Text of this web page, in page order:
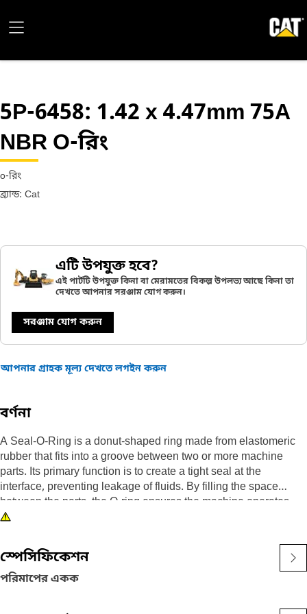
5P-6458: 1.42 x 4.47mm 75A
NBR O-রিং
o-রিং
ব্র্যান্ড: Cat
এটি উপযুক্ত হবে?
এই পার্টটি উপযুক্ত কিনা বা মেরামতের বিকল্প উপলভ্য আছে কিনা তা
দেখতে আপনার সরঞ্জাম যোগ করুন।
সরঞ্জাম যোগ করুন
আপনার গ্রাহক মূল্য দেখতে লগইন করুন
বর্ণনা
A Seal-O-Ring is a donut-shaped ring made from elastomeric
rubber that fits into a groove between two or more machine
parts. Its primary function is to create a tight seal at the
interface, preventing leakage of fluids. By filling the space
between the parts, the O-ring ensures the machine operates
efficiently and without contamination.
• Manufactured to precise specifications and are built for
durability, and reliability
• Maintain a secure seal even under demanding operating
স্পেসিফিকেশন
পরিমাপের একক